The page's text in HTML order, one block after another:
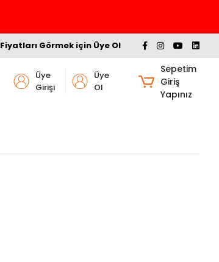
Fiyatları Görmek için Üye Ol
Üye
Girişi
Üye
Ol
Sepetim
Giriş
Yapınız